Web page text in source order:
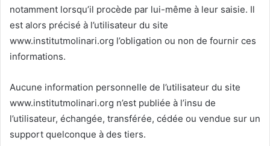
notamment lorsqu’il procède par lui-même à leur saisie. Il
est alors précisé à l’utilisateur du site
www.institutmolinari.org l’obligation ou non de fournir ces
informations.
Aucune information personnelle de l’utilisateur du site
www.institutmolinari.org n’est publiée à l’insu de
l’utilisateur, échangée, transférée, cédée ou vendue sur un
support quelconque à des tiers.